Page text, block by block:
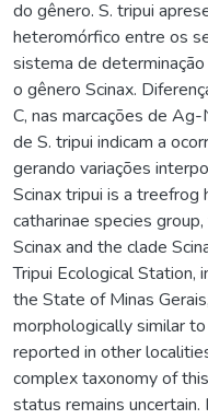
do gênero. S. tripui
heteromórfico entre os
sistema de
o gênero Scinax.
C, nas marcações de
de S. tripui indicam a
gerando variações
Scinax tripui is a treefrog
catharinae species
Scinax and the clade
Tripui Ecological Station,
the State of Minas
morphologically similar
reported in other
complex taxonomy of
status remains